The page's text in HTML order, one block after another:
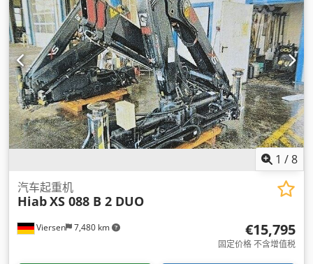
1 /8
Viersen 7,480 km
汽车起重机
HiabXS 088 B 2 DUO
€15,795
固定价格 不含增值税